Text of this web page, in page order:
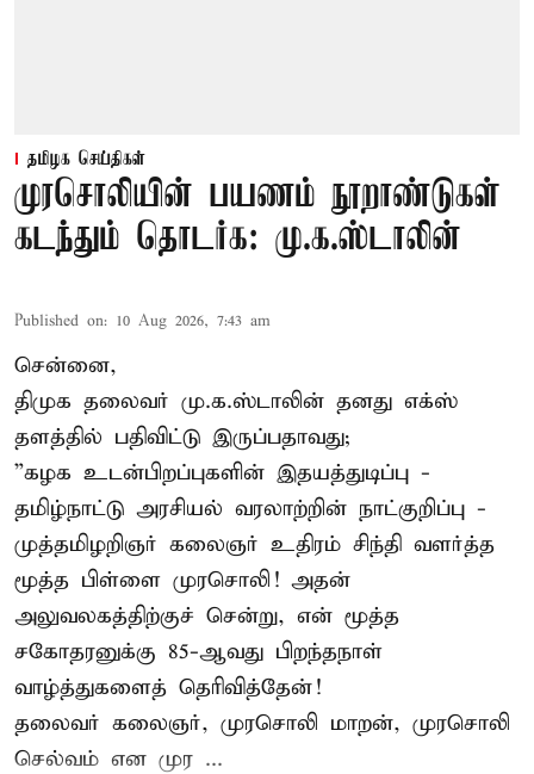
தமிழக செய்திகள்
முரசொலியின் பயணம் நூறாண்டுகள்
கடந்தும் தொடர்க: மு.க.ஸ்டாலின்
Published on: 10 Aug 2026, 7:43 am
சென்னை,
திமுக தலைவர் மு.க.ஸ்டாலின் தனது எக்ஸ்
தளத்தில் பதிவிட்டு இருப்பதாவது;
”கழக உடன்பிறப்புகளின் இதயத்துடிப்பு -
தமிழ்நாட்டு அரசியல் வரலாற்றின் நாட்குறிப்பு -
முத்தமிழறிஞர் கலைஞர் உதிரம் சிந்தி வளர்த்த
மூத்த பிள்ளை முரசொலி! அதன்
அலுவலகத்திற்குச் சென்று, என் மூத்த
சகோதரனுக்கு 85-ஆவது பிறந்தநாள்
வாழ்த்துகளைத் தெரிவித்தேன்!
தலைவர் கலைஞர், முரசொலி மாறன், முரசொலி
செல்வம் என முர ...